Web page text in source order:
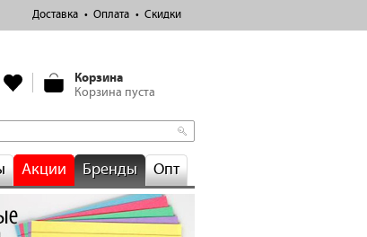
Доставка Оплата Скидки
Корзина
Корзина пуста
Акции Бренды Опт